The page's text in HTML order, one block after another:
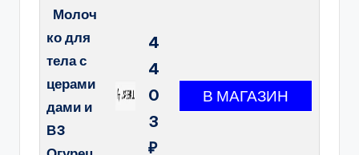
Молоч
ко для
тела с
церами
дами и
В3
4
4
0
3
₽